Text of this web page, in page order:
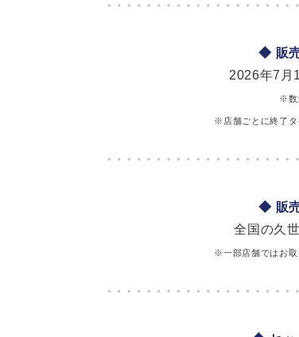
◆ 販
2026年7月
※数
※店舗ごとに終了タ
◆ 販
全国の久
※一部店舗ではお取